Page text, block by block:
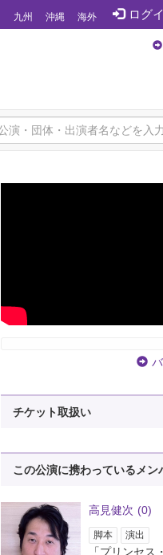
ログ
九州 沖縄 海外
チケット取扱い
この公演に携わっているメン
高見健次 (0)
脚本 演出
「プリンセス